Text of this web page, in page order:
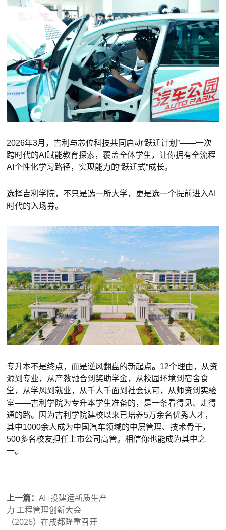
2026年3月，吉利与芯位科技共同启动“跃迁计划”——一次
跨时代的AI赋能教育探索，覆盖全体学生，让你拥有全流程
AI个性化学习路径，实现能力的“跃迁式”成长。
选择吉利学院，不只是选一所大学，更是选一个提前进入AI
时代的入场券。
专升本不是终点，而是逆风翻盘的新起点。 12个理由，从资
源到专业，从产教融合到奖助学金，从校园环境到宿舍食
堂，从学风到就业，从千人千面到社会认可，从师资到实验
室——吉利学院为专升本学生准备的，是一条看得见、走得
通的路。因为吉利学院建校以来已培养5万余名优秀人才，
其中1000余人成为中国汽车领域的中层管理、技术骨干，
500多名校友担任上市公司高管。相信你也能成为其中之
一。
上一篇：AI+投建运新质生产
力 工程管理创新大会
（2026）在成都隆重召开